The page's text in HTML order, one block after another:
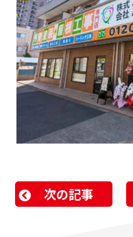
次の記事